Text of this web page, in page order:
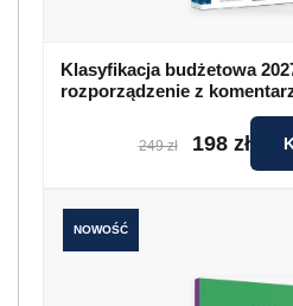
Klasyfikacja budżetowa
rozporządzenie z
249 zł 198 zł
NOWOŚĆ